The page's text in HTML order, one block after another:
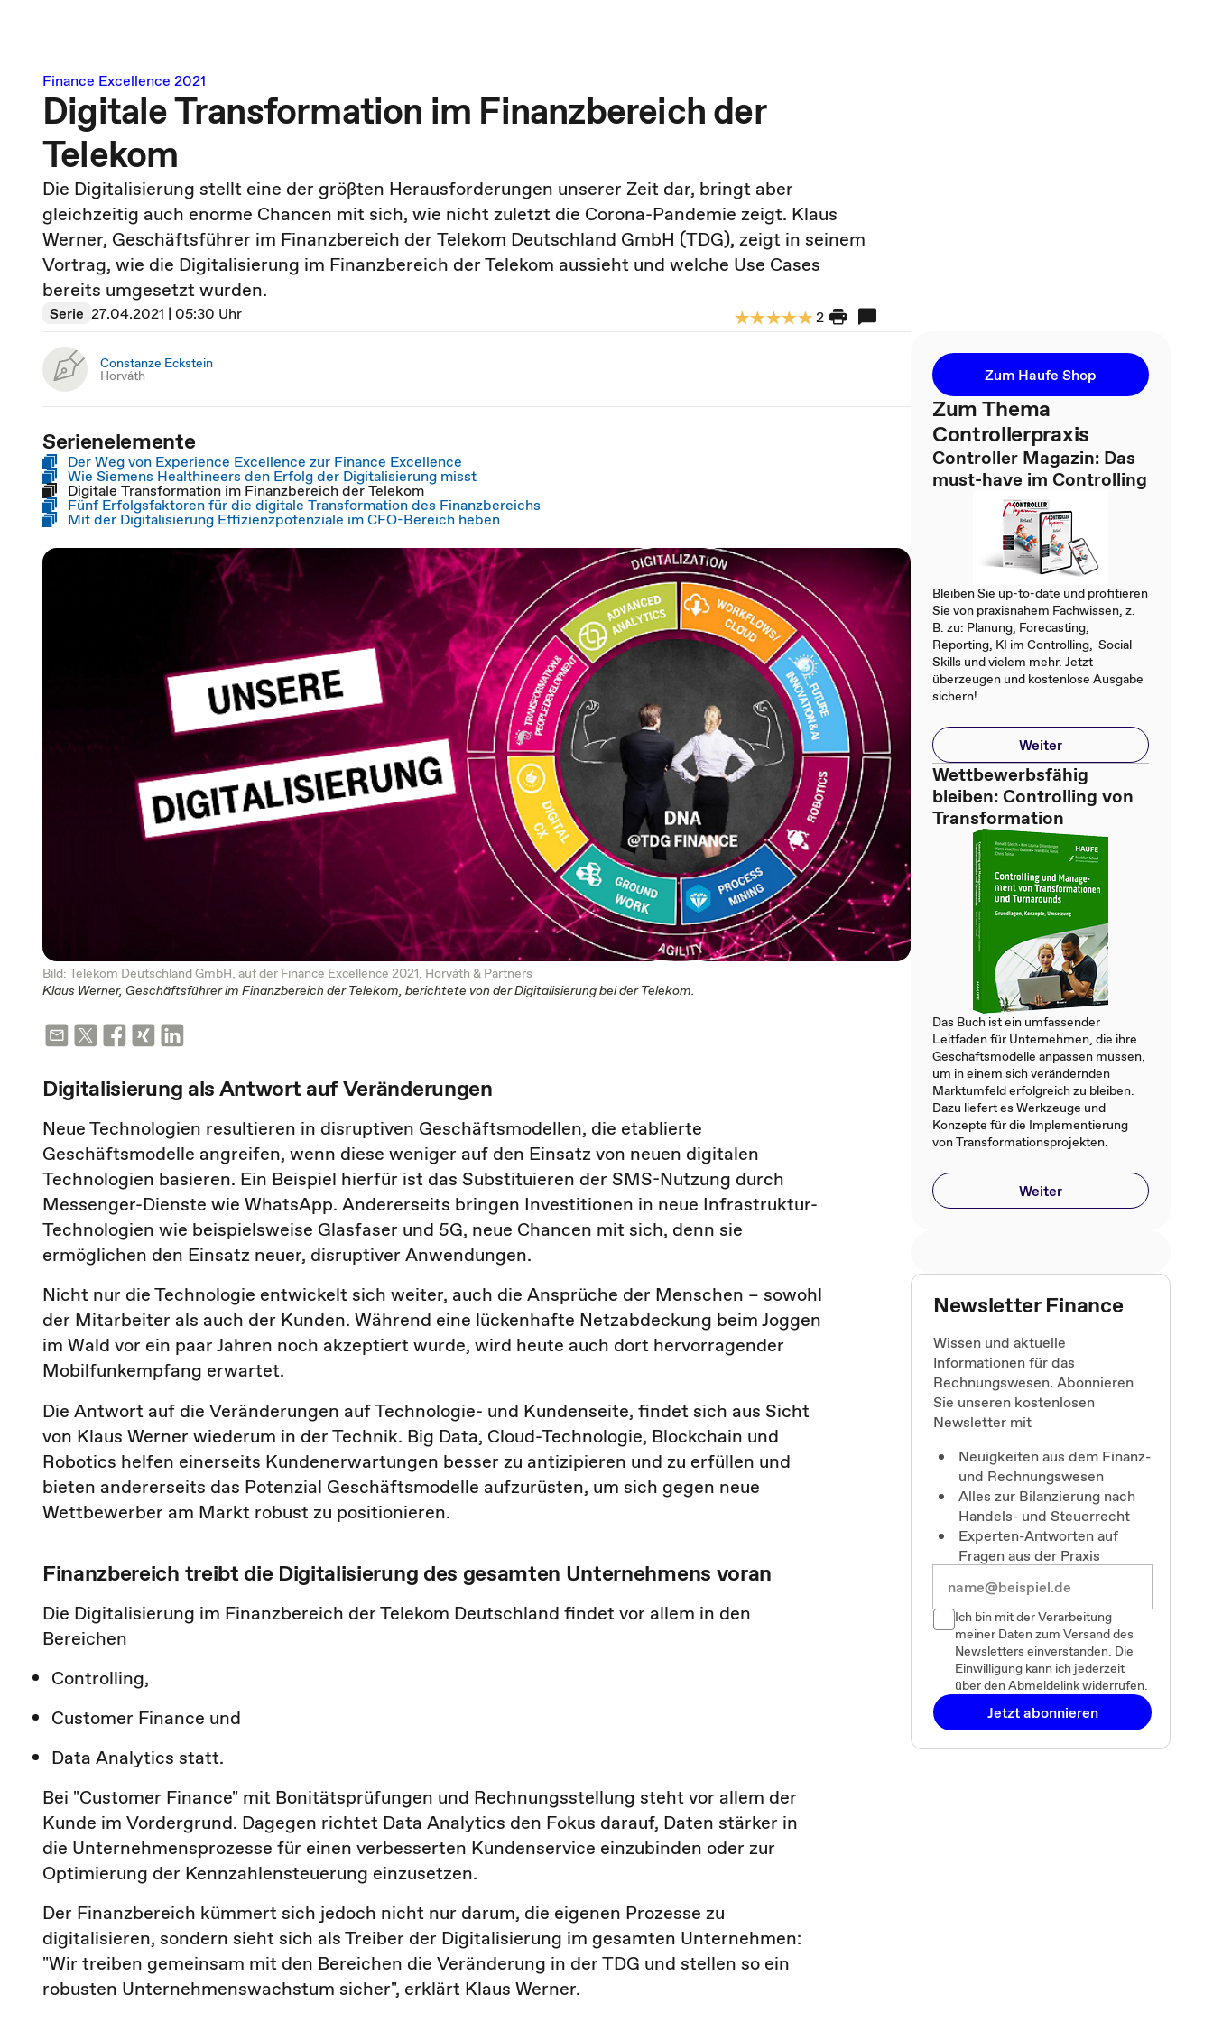
Finance Excellence 2021
Digitale Transformation im Finanzbereich der
Telekom
Die Digitalisierung stellt eine der größten Herausforderungen unserer Zeit dar, bringt aber
gleichzeitig auch enorme Chancen mit sich, wie nicht zuletzt die Corona-Pandemie zeigt. Klaus
Werner, Geschäftsführer im Finanzbereich der Telekom Deutschland GmbH (TDG), zeigt in seinem
Vortrag, wie die Digitalisierung im Finanzbereich der Telekom aussieht und welche Use Cases
bereits umgesetzt wurden.
Serie 27.04.2021 | 05:30 Uhr 2
Constanze Eckstein
Horváth
Serienelemente
Der Weg von Experience Excellence zur Finance Excellence
Wie Siemens Healthineers den Erfolg der Digitalisierung misst
Digitale Transformation im Finanzbereich der Telekom
Fünf Erfolgsfaktoren für die digitale Transformation des Finanzbereichs
Mit der Digitalisierung Effizienzpotenziale im CFO-Bereich heben
Bild: Telekom Deutschland GmbH, auf der Finance Excellence 2021, Horváth & Partners
Klaus Werner, Geschäftsführer im Finanzbereich der Telekom, berichtete von der Digitalisierung bei der Telekom.
Digitalisierung als Antwort auf Veränderungen
Neue Technologien resultieren in disruptiven Geschäftsmodellen, die etablierte
Geschäftsmodelle angreifen, wenn diese weniger auf den Einsatz von neuen digitalen
Technologien basieren. Ein Beispiel hierfür ist das Substituieren der SMS-Nutzung durch
Messenger-Dienste wie WhatsApp. Andererseits bringen Investitionen in neue Infrastruktur-
Technologien wie beispielsweise Glasfaser und 5G, neue Chancen mit sich, denn sie
ermöglichen den Einsatz neuer, disruptiver Anwendungen.
Nicht nur die Technologie entwickelt sich weiter, auch die Ansprüche der Menschen – sowohl
der Mitarbeiter als auch der Kunden. Während eine lückenhafte Netzabdeckung beim Joggen
im Wald vor ein paar Jahren noch akzeptiert wurde, wird heute auch dort hervorragender
Mobilfunkempfang erwartet.
Die Antwort auf die Veränderungen auf Technologie- und Kundenseite, findet sich aus Sicht
von Klaus Werner wiederum in der Technik. Big Data, Cloud-Technologie, Blockchain und
Robotics helfen einerseits Kundenerwartungen besser zu antizipieren und zu erfüllen und
bieten andererseits das Potenzial Geschäftsmodelle aufzurüsten, um sich gegen neue
Wettbewerber am Markt robust zu positionieren.
Finanzbereich treibt die Digitalisierung des gesamten Unternehmens voran
Die Digitalisierung im Finanzbereich der Telekom Deutschland findet vor allem in den
Bereichen
Controlling,
Customer Finance und
Data Analytics statt.
Bei "Customer Finance" mit Bonitätsprüfungen und Rechnungsstellung steht vor allem der
Kunde im Vordergrund. Dagegen richtet Data Analytics den Fokus darauf, Daten stärker in
die Unternehmensprozesse für einen verbesserten Kundenservice einzubinden oder zur
Optimierung der Kennzahlensteuerung einzusetzen.
Der Finanzbereich kümmert sich jedoch nicht nur darum, die eigenen Prozesse zu
digitalisieren, sondern sieht sich als Treiber der Digitalisierung im gesamten Unternehmen:
"Wir treiben gemeinsam mit den Bereichen die Veränderung in der TDG und stellen so ein
robusten Unternehmenswachstum sicher", erklärt Klaus Werner.
Zum Haufe Shop
Zum Thema
Controllerpraxis
Controller Magazin: Das
must-have im Controlling
Bleiben Sie up-to-date und profitieren
Sie von praxisnahem Fachwissen, z.
B. zu: Planung, Forecasting,
Reporting, KI im Controlling, Social
Skills und vielem mehr. Jetzt
überzeugen und kostenlose Ausgabe
sichern!
Weiter
Wettbewerbsfähig
bleiben: Controlling von
Transformation
Das Buch ist ein umfassender
Leitfaden für Unternehmen, die ihre
Geschäftsmodelle anpassen müssen,
um in einem sich verändernden
Marktumfeld erfolgreich zu bleiben.
Dazu liefert es Werkzeuge und
Konzepte für die Implementierung
von Transformationsprojekten.
Weiter
Newsletter Finance
Wissen und aktuelle
Informationen für das
Rechnungswesen. Abonnieren
Sie unseren kostenlosen
Newsletter mit
Neuigkeiten aus dem Finanz-
und Rechnungswesen
Alles zur Bilanzierung nach
Handels- und Steuerrecht
Experten-Antworten auf
Fragen aus der Praxis
Ich bin mit der Verarbeitung
meiner Daten zum Versand des
Newsletters einverstanden. Die
Einwilligung kann ich jederzeit
über den Abmeldelink widerrufen.
Jetzt abonnieren